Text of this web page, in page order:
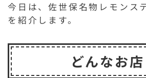
今日は、佐世保名物レモンス
を紹介します。
どんなお店